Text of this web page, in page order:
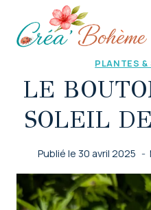
contenu
PLANTES &
LE
SOLEIL
Publié le 30 avril 2025